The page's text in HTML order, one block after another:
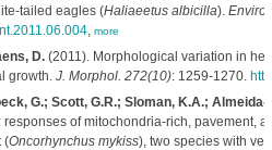
tailed eagles (Haliaeetus albicilla).
, more
D.(2011). Morphological variation in
growth. J. Morphol. 272(10): 1259-1270.
G.; Scott, G.R.; Sloman, K.A.; Almeida-
of mitochondria-rich, pavement,
(Oncorhynchus mykiss), two species with